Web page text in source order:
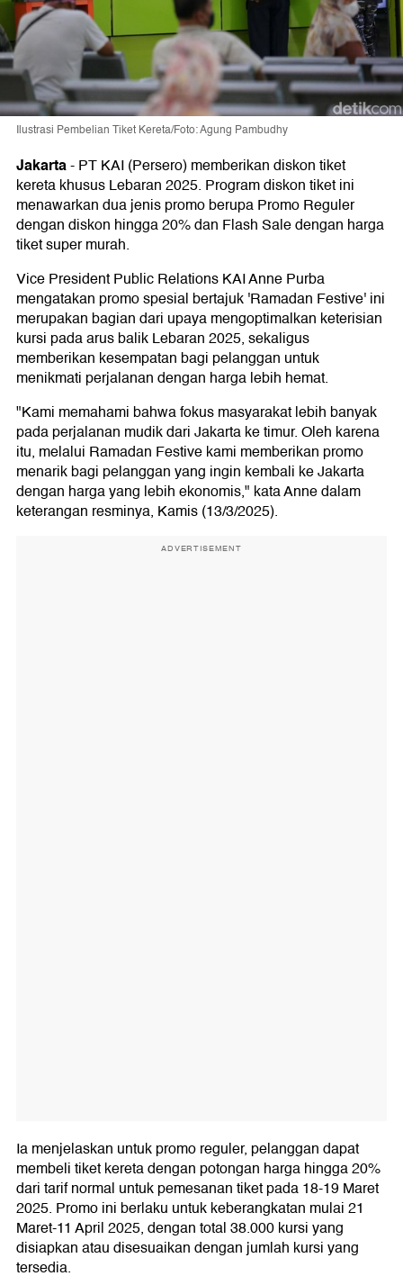
Ilustrasi Pembelian Tiket Kereta/Foto: Agung Pambudhy
Jakarta-PT KAI (Persero) memberikan diskon tiket
kereta khusus Lebaran 2025. Program diskon tiket ini
menawarkan dua jenis promo berupa Promo Reguler
dengan diskon hingga 20% dan Flash Sale dengan harga
tiket super murah.
Vice President Public Relations KAI Anne Purba
mengatakan promo spesial bertajuk 'Ramadan Festive' ini
merupakan bagian dari upaya mengoptimalkan keterisian
kursi pada arus balik Lebaran 2025, sekaligus
memberikan kesempatan bagi pelanggan untuk
menikmati perjalanan dengan harga lebih hemat.
"Kami memahami bahwa fokus masyarakat lebih banyak
pada perjalanan mudik dari Jakarta ke timur. Oleh karena
itu, melalui Ramadan Festive kami memberikan promo
menarik bagi pelanggan yang ingin kembali ke Jakarta
dengan harga yang lebih ekonomis," kata Anne dalam
keterangan resminya, Kamis (13/3/2025).
ADVERTISEMENT
Ia menjelaskan untuk promo reguler, pelanggan dapat
membeli tiket kereta dengan potongan harga hingga 20%
dari tarif normal untuk pemesanan tiket pada 18-19 Maret
2025. Promo ini berlaku untuk keberangkatan mulai 21
Maret-11 April 2025, dengan total 38.000 kursi yang
disiapkan atau disesuaikan dengan jumlah kursi yang
tersedia.